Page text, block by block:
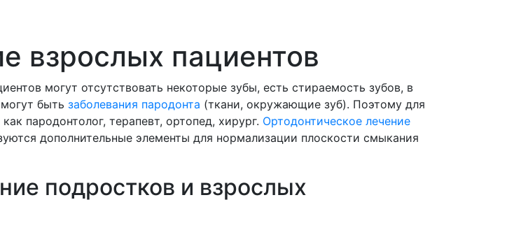
взрослых пациентов
могут отсутствовать некоторые зубы, есть стираемость зубов, в
быть заболевания пародонта (ткани, окружающие зуб). Поэтому для
пародонтолог, терапевт, ортопед, хирург. Ортодонтическое лечение
дополнительные элементы для нормализации плоскости смыкания
подростков и взрослых